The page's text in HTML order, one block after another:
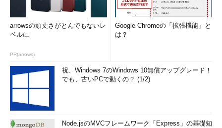
arrowsの頑丈さがとんでもないレ
ベルに
PR(arrows)
Google Chromeの「拡張機能」と
は？
祝、Windows 7のWindows 10無償アップグレード！
でも、古いPCで動くの？ (1/2)
Node.jsのMVCフレームワーク「Express」の基礎知